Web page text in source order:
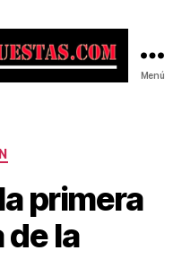
Menú
primera
de la